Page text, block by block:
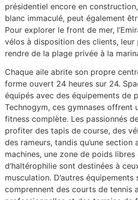
présidentiel encore en
blanc immaculé, peut également
Pour explorer le front de mer,
vélos à disposition des clients,
rendre de la plage privée à la
Chaque aile abrite son propre
forme ouvert 24 heures sur 24.
équipés avec des équipements de
Technogym, ces gymnases offrent
fitness complète. Les passionnés
profiter des tapis de course, des
des rameurs, tandis qu’une section
machines, une zone de poids
d’haltérophilie sont destinées à
musculation. D’autres
comprennent des courts de tennis